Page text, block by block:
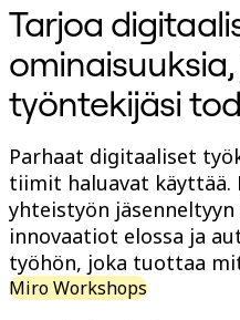
Enterprise
Pienyritykset
Start-upit
Toimialoittain
Digitaalinen
Tuotanto
Retail
Talouspalvelut
Lääketiede ja
Tiimikohtainen
Tuotehallinta
Muotoilu &
Tarjoa
työntekijäsi
Parhaat digitaaliset
tiimit haluavat käyttää.
yhteistyön
innovaatiot elossa ja
työhön, joka tuottaa
Miro Workshops